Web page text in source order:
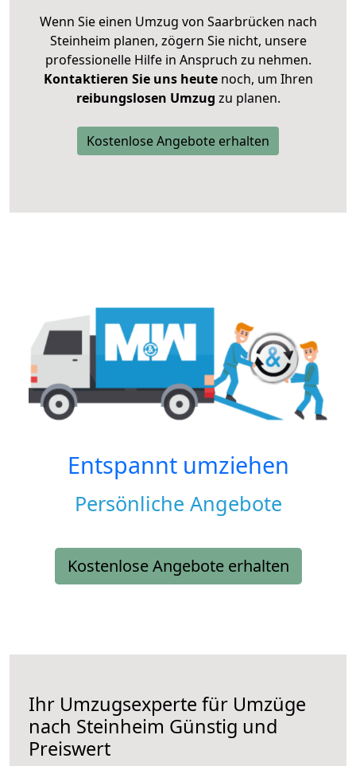
Wenn Sie einen Umzug von Saarbrücken nach
Steinheim planen, zögern Sie nicht, unsere
professionelle Hilfe in Anspruch zu nehmen.
Kontaktieren Sie uns heutenoch, um Ihren
reibungslosen Umzug zu planen.
Kostenlose Angebote erhalten
Entspannt umziehen
Persönliche Angebote
Kostenlose Angebote erhalten
Ihr Umzugsexperte für Umzüge
nach Steinheim Günstig und
Preiswert